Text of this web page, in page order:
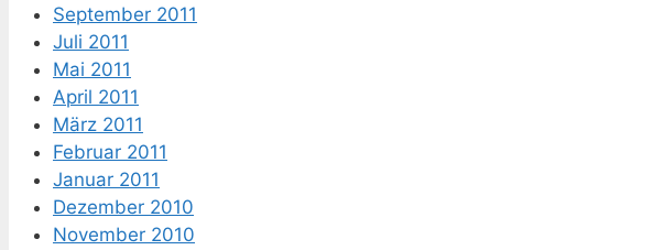
September 2011
Juli 2011
Mai 2011
April 2011
März 2011
Februar 2011
Januar 2011
Dezember 2010
November 2010